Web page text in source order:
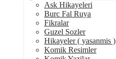
Ask Hikayeleri
Burc Fal Ruya
Fikralar
Guzel Sozler
Hikayeler ( yasanmis )
Komik Resimler